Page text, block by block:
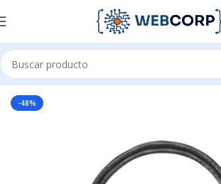
Inicio REDES CABLEADO ESTRUCTURADO
-48%